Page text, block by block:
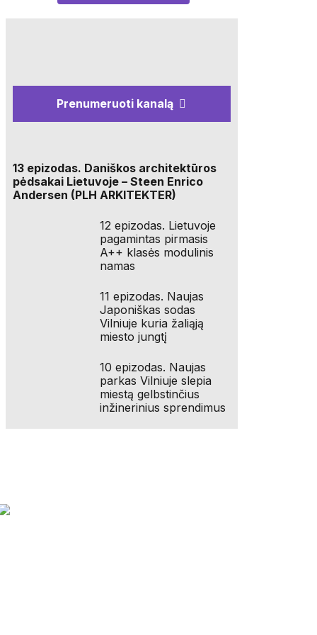
Prenumeruoti kanalą
13 epizodas. Daniškos architektūros
pėdsakai Lietuvoje – Steen Enrico
Andersen (PLH ARKITEKTER)
12 epizodas. Lietuvoje
pagamintas pirmasis
A++ klasės modulinis
namas
11 epizodas. Naujas
Japoniškas sodas
Vilniuje kuria žaliąją
miesto jungtį
10 epizodas. Naujas
parkas Vilniuje slepia
miestą gelbstinčius
inžinerinius sprendimus